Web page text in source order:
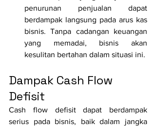
penurunan penjualan dapat
berdampak langsung pada arus kas
bisnis. Tanpa cadangan keuangan
yang memadai, bisnis akan
kesulitan bertahan dalam situasi ini.
Dampak Cash Flow
Defisit
Cash flow defisit dapat berdampak
serius pada bisnis, baik dalam jangka